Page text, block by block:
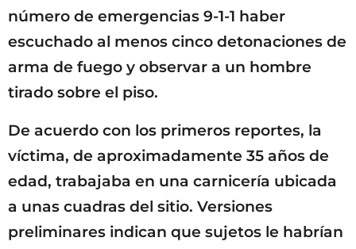
número de emergencias 9-1-1 haber
escuchado al menos cinco detonaciones de
arma de fuego y observar a un hombre
tirado sobre el piso.
De acuerdo con los primeros reportes, la
víctima, de aproximadamente 35 años de
edad, trabajaba en una carnicería ubicada
a unas cuadras del sitio. Versiones
preliminares indican que sujetos le habrían